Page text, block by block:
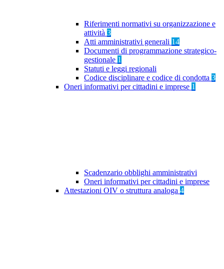
Riferimenti normativi su organizzazione e
attività 3
Atti amministrativi generali 14
Documenti di programmazione strategico-
gestionale 1
Statuti e leggi regionali
Codice disciplinare e codice di condotta 3
Oneri informativi per cittadini e imprese 1
Scadenzario obblighi amministrativi
Oneri informativi per cittadini e imprese
Attestazioni OIV o struttura analoga 4